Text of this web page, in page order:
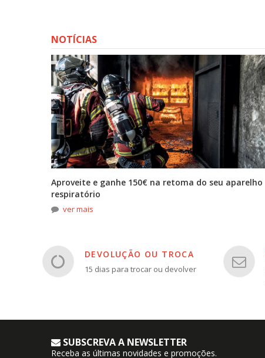
NOTÍCIAS
Aproveite e ganhe 150€ na retoma do seu aparelho
respiratório
ver mais
DEVOLUÇÃO OU TROCA
15 dias para trocar ou devolver
SUBSCREVA A NEWSLETTER
Receba as últimas novidades e promoções.